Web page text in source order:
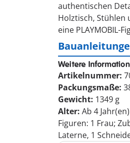
authentischen
Holztisch, Stühlen
eine PLAYMOBIL-
Weitere
Artikelnummer:
Packungsmaße:
Gewicht: 1349 g
Alter: Ab 4 Jahr(en)
Figuren: 1 Frau;
Laterne, 1